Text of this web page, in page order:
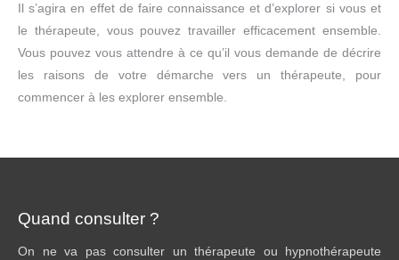
Il s’agira en effet de faire connaissance et d’explorer si vous et
le thérapeute, vous pouvez travailler efficacement ensemble.
Vous pouvez vous attendre à ce qu’il vous demande de décrire
les raisons de votre démarche vers un thérapeute, pour
commencer à les explorer ensemble.
Quand consulter ?
On ne va pas consulter un thérapeute ou hypnothérapeute